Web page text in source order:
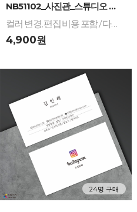
NB51102_사진관_스튜디오 명함디자인 : 카메라...
컬러 변경, 편집 비용 포함 / 다양한 재질 선택 가능
4,900원
24명 구매